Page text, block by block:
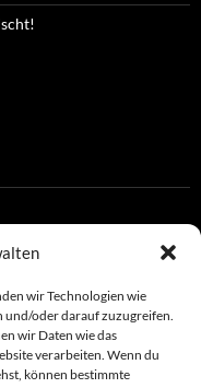
wir Technologien wie
und/oder darauf zuzugreifen.
wir Daten wie das
verarbeiten. Wenn du
können bestimmte